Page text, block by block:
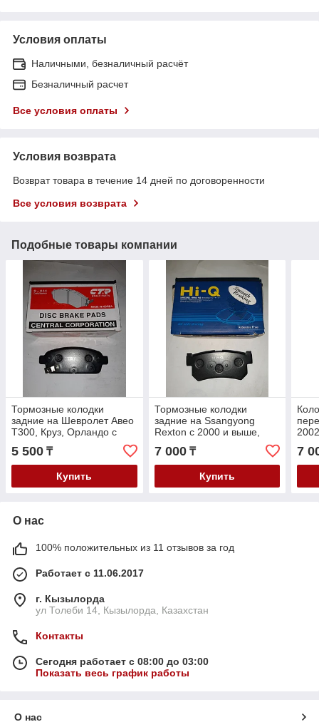
Условия оплаты
Наличными, безналичный расчёт
Безналичный расчет
Все условия оплаты
Условия возврата
Возврат товара в течение 14 дней по договоренности
Все условия возврата
Подобные товары компании
Тормозные колодки
задние на Шевролет Авео
Т300, Круз, Орландо с
2009года и выше, Опель
Астра Н
5 500 ₸
Купить
Тормозные колодки
задние на Ssangyong
Rexton c 2000 и выше,
Musso, Action, Kyron до
2005года
7 000₸
Купить
7
О нас
100% положительных из 11 отзывов за год
Работает с 11.06.2017
г. Кызылорда
ул Толеби 14, Кызылорда, Казахстан
Контакты
Сегодня работает с 08:00 до 03:00
Показать весь график работы
О нас